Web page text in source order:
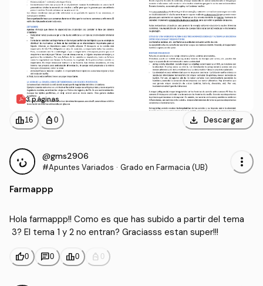
3 páginas
leaderboard16 personal_bag 0 download Descargar
@gms2906
#Apuntes Variados · Grado en Farmacia (UB) more_vert
Farmappp
Hola farmappp!! Como es que has subido a partir del tema
3? El tema 1 y 2 no entran? Graciasss estan super!!!
thumb_up0 chat0 leaderboard0 personal_bag 0